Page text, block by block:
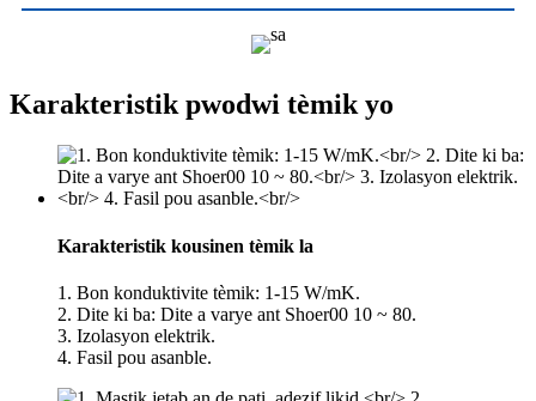
Karakteristik pwodwi tèmik yo
Karakteristik kousinen tèmik la
1. Bon konduktivite tèmik: 1-15 W/mK.
2. Dite ki ba: Dite a varye ant Shoer00 10 ~ 80.
3. Izolasyon elektrik.
4. Fasil pou asanble.